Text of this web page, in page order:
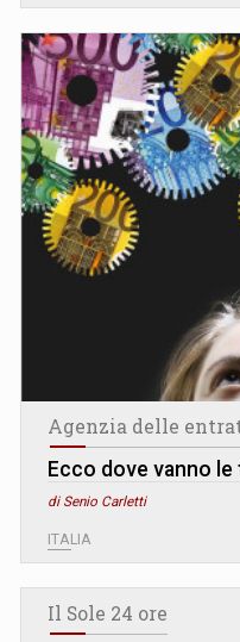
Agenzia delle
Ecco dove vanno le
di Senio Carletti
ITALIA
Il Sole 24 ore